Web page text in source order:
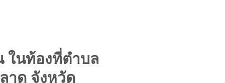
ในท้องที่ตำบล
าด จังหวัด